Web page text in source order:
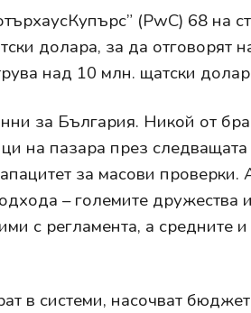
(PwC) 68 на
долара, за да отговорят
над 10 млн. щатски
за България. Никой от
на пазара през
за масови
– големите
с регламента, а
в системи, насочват